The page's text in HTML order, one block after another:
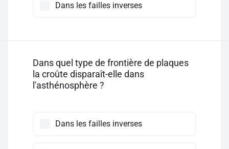
Dans les failles inverses
Dans quel type de frontière de plaques
la croûte disparaît-elle dans
l'asthénosphère ?
Dans les failles inverses